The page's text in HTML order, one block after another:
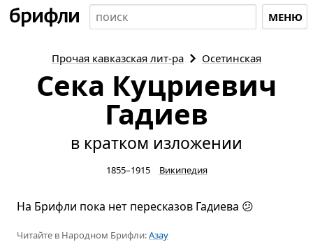
МЕНЮ
Прочая кавказская лит-ра Осетинская
Сека Куцриевич
Гадиев
в кратком изложении
1855–1915 Википедия
На Брифли пока нет пересказов Гадиева 😕
Читайте в Народном Брифли:Азау